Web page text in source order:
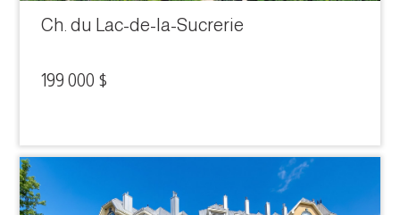
Ch. du Lac-de-la-Sucrerie
199 000 $